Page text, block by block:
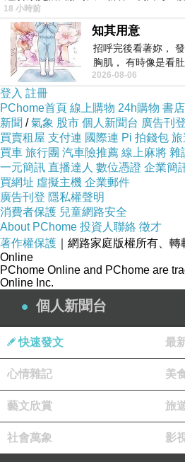
有
18 小時前
知其用意
招呼完後看著妳，
胸肌， 有時像是看
視線不對齊， 讓我很
2026-08-06
登入 註冊
PChome首頁 線上購物 24h購物 書店
新聞 /氣象 股市 個人新聞台 廣告刊登
買賣租屋 支付連 國際連 Pi 拍錢包 旅
買車 旅行團 汽車險推薦 線上麻將 雜
一元簡訊 直播達人 數位憑證 企業簡
買網址 虛擬主機 企業郵件
廣告刊登 隱私權聲明
消費者保護 兒童網路安全
About PChome 投資人聯絡 徵才
著作權保護 ｜網路家庭版權所有、轉
Online
PChome Online and PChome are
Online Inc.
個人新聞台
快速發文 最
心情雜記 美
藝文欣賞 旅
社會萬象 影